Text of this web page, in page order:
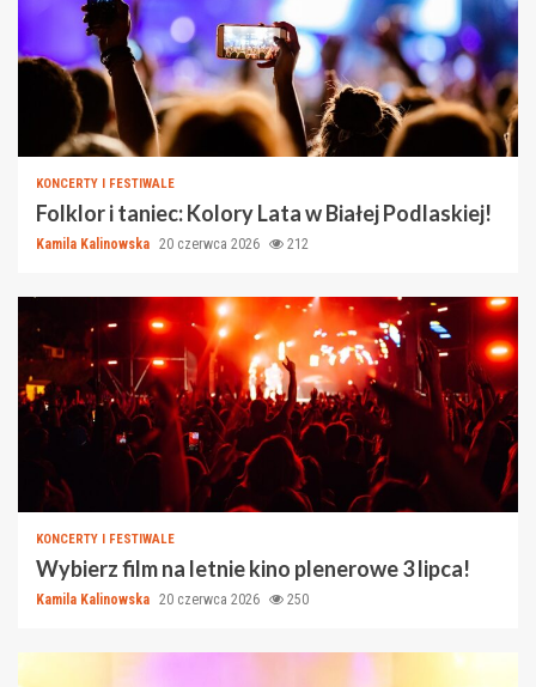
KONCERTY I FESTIWALE
Folklor i taniec: Kolory Lata w Białej Podlaskiej!
Kamila Kalinowska 20 czerwca 2026 212
KONCERTY I FESTIWALE
Wybierz film na letnie kino plenerowe 3 lipca!
Kamila Kalinowska 20 czerwca 2026 250